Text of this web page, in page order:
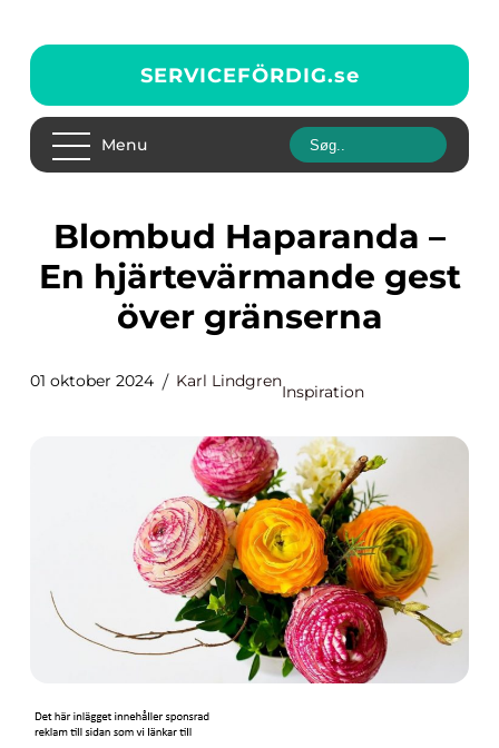
SERVICEFÖRDIG.se
Menu
Blombud Haparanda –
En hjärtevärmande gest
över gränserna
01 oktober 2024 Karl Lindgren
Inspiration